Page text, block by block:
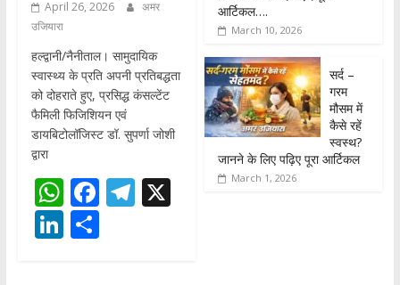
April 26, 2026
अमर
उजियारा
हल्द्वानी/नैनीताल। सामुदायिक
स्वास्थ्य के प्रति अपनी प्रतिबद्धता
को दोहराते हुए, प्रसिद्ध कंसल्टेंट
फैमिली फिजिशियन एवं
डायबिटोलॉजिस्ट डॉ. सुपर्णा जोशी
द्वारा
W
h
at
F
ac
e
T X
Li S
आर्टिकल….
March 10, 2026
सर्द –
गरम
मौसम में
कैसे रहें
स्वस्थ?
जानने के लिए पढ़िए पूरा आर्टिकल
March 1, 2026